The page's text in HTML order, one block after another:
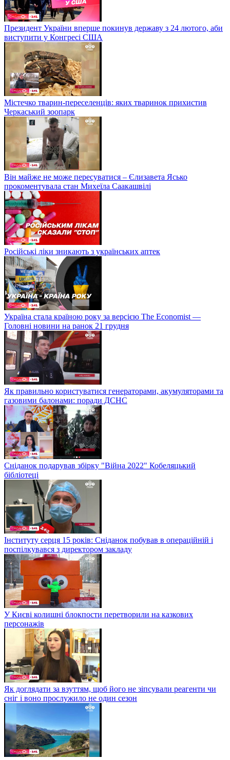
Президент України вперше покинув державу з 24 лютого, аби
виступити у Конгресі США
Містечко тварин-переселенців: яких тваринок прихистив
Черкаський зоопарк
Він майже не може пересуватися – Єлизавета Ясько
прокоментувала стан Михеїла Саакашвілі
Російські ліки зникають з українських аптек
Україна стала країною року за версією The Economist —
Головні новини на ранок 21 грудня
Як правильно користуватися генераторами, акумуляторами та
газовими балонами: поради ДСНС
Сніданок подарував збірку "Війна 2022" Кобеляцький
бібліотеці
Інституту серця 15 років: Сніданок побував в операційній і
поспілкувався з директором закладу
У Києві колишні блокпости перетворили на казкових
персонажів
Як доглядати за взуттям, щоб його не зіпсували реагенти чи
сніг і воно прослужило не один сезон